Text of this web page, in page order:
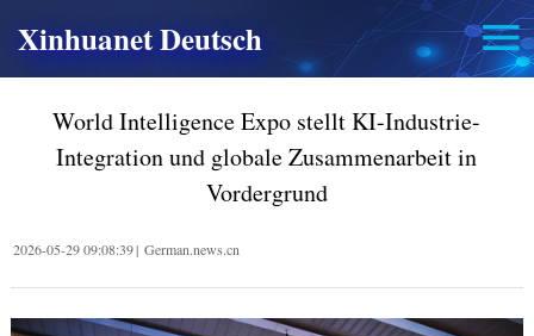
Xinhuanet Deutsch
World Intelligence Expo stellt KI-Industrie-
Integration und globale Zusammenarbeit in
Vordergrund
2026-05-29 09:08:39| German.news.cn